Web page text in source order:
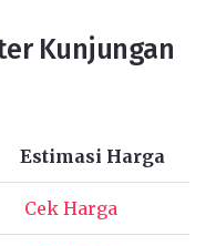
Kunjungan
Estimasi Harga
Cek Harga